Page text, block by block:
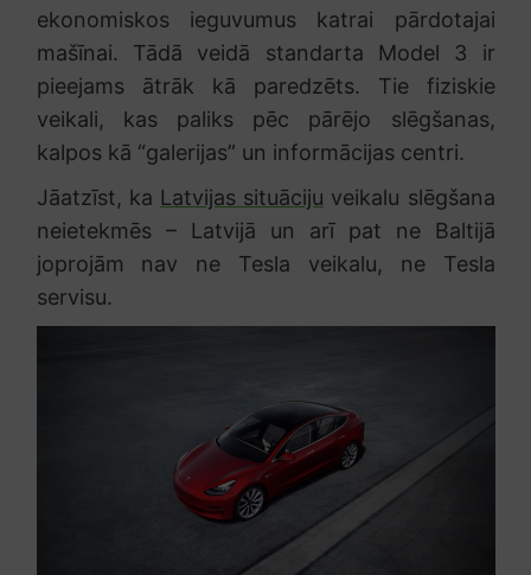
ekonomiskos ieguvumus katrai pārdotajai
mašīnai. Tādā veidā standarta Model 3 ir
pieejams ātrāk kā paredzēts. Tie fiziskie
veikali, kas paliks pēc pārējo slēgšanas,
kalpos kā “galerijas” un informācijas centri.
Jāatzīst, ka Latvijas situāciju veikalu slēgšana
neietekmēs – Latvijā un arī pat ne Baltijā
joprojām nav ne Tesla veikalu, ne Tesla
servisu.